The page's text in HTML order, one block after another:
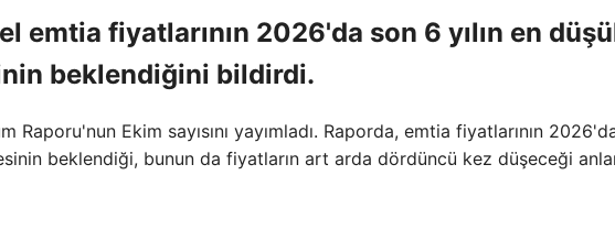
emtia fiyatlarının 2026'da son 6 yılın en
beklendiğini bildirdi.
Raporu'nun Ekim sayısını yayımladı. Raporda, emtia fiyatlarının
beklendiği, bunun da fiyatların art arda dördüncü kez düşeceği